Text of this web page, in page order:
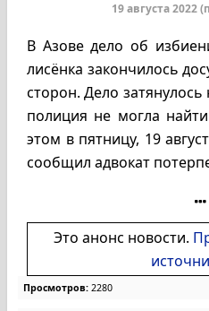
19 августа 2022
В Азове дело об
лисёнка закончилось
сторон. Дело затянулось
полиция не могла
этом в пятницу, 19
сообщил адвокат
Это анонс новости.
Просмотров: 2280